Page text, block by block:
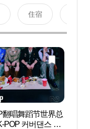
住宿
翻唱舞蹈节世界总
POP 커버댄스 페